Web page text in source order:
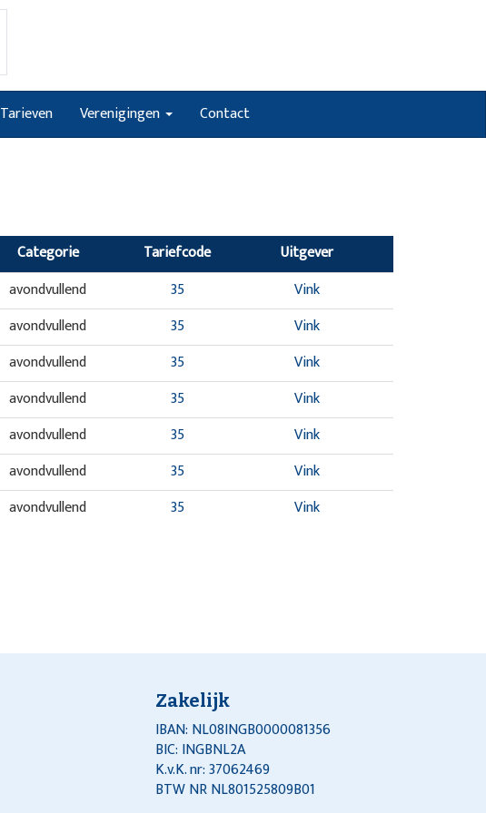
Tarieven Verenigingen Contact
Categorie Tariefcode
Uitgever
avondvullend 35
Vink
avondvullend 35
Vink
avondvullend 35
Vink
avondvullend 35
Vink
avondvullend 35
Vink
avondvullend 35
Vink
avondvullend 35 Vink
Zakelijk
IBAN: NL08INGB0000081356
BIC: INGBNL2A
K.v.K. nr: 37062469
BTW NR NL801525809B01